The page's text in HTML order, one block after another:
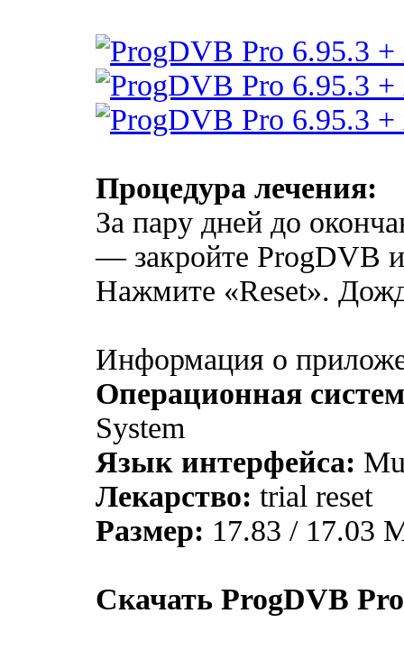
Процедура лечения:
За пару дней до
— закройте ProgDVB и
Нажмите «Reset».
Информация о
Операционная
System
Язык интерфейса:
Лекарство: trial reset
Размер: 17.83 / 17.03
Скачать ProgDVB